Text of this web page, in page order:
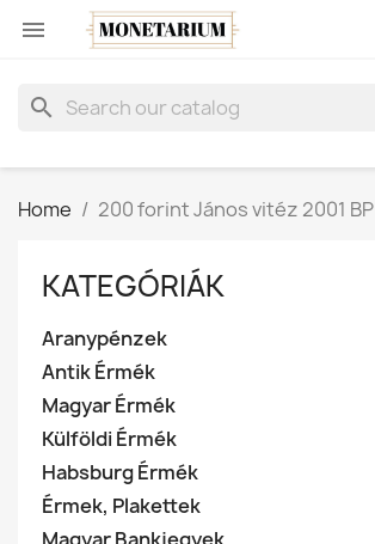

search
Home 200 forint János vitéz 2001 BP
KATEGÓRIÁK
Aranypénzek
Antik Érmék
Magyar Érmék
Külföldi Érmék
Habsburg Érmék
Érmek, Plakettek